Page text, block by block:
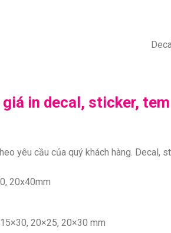
in decal, sticker,
yêu cầu của quý khách hàng.
20x40mm
20×25, 20×30 mm